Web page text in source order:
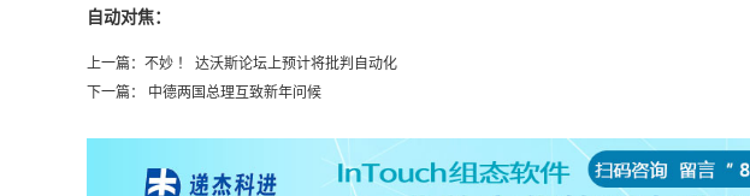
自动对焦：
上一篇： 不妙 ！ 达沃斯论坛上预计将批判自动化
下一篇： 中德两国总理互致新年问候